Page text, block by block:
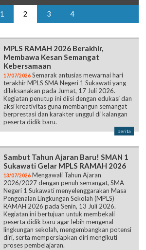
1 2 3 4
MPLS RAMAH 2026 Berakhir,
Membawa Kesan Semangat
Kebersamaan
17/07/2026 Semarak antusias mewarnai hari
terakhir MPLS SMA Negeri 1 Sukawati yang
dilaksanakan pada Jumat, 17 Juli 2026.
Kegiatan penutup ini diisi dengan edukasi dan
aksi kreativitas guna membangun semangat
berprestasi dan karakter unggul di kalangan
peserta didik baru.
berita
Sambut Tahun Ajaran Baru! SMAN 1
Sukawati Gelar MPLS RAMAH 2026
13/07/2026 Mengawali Tahun Ajaran
2026/2027 dengan penuh semangat, SMA
Negeri 1 Sukawati menyelenggarakan Masa
Pengenalan Lingkungan Sekolah (MPLS)
RAMAH 2026 pada Senin, 13 Juli 2026.
Kegiatan ini bertujuan untuk membekali
peserta didik baru agar lebih mengenal
lingkungan sekolah, mengembangkan potensi
diri, serta mempersiapkan diri mengikuti
proses pembelajaran.